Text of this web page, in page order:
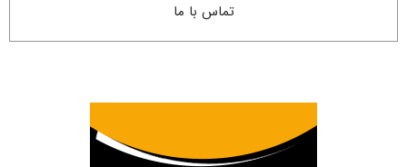
تماس با ما